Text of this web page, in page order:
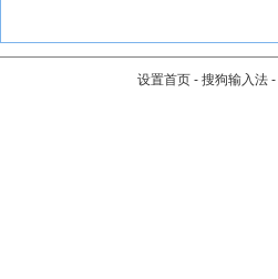
设置首页 - 搜狗输入法 -